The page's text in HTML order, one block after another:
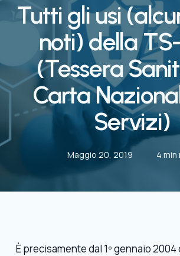
Tutti gli usi
noti) della
(Tessera
Carta
Servizi)
Maggio 20, 2019 4 min
È precisamente dal 1º gennaio